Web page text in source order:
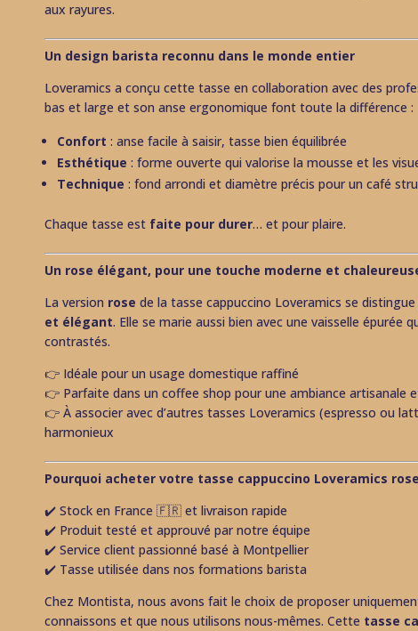
aux rayures.
Un design barista reconnu dans le monde entier
Loveramics a conçu cette tasse en collaboration avec des
bas et large et son anse ergonomique font toute la différence :
Confort : anse facile à saisir, tasse bien équilibrée
Esthétique : forme ouverte qui valorise la mousse et les
Technique : fond arrondi et diamètre précis pour un café
Chaque tasse est faite pour durer… et pour plaire.
Un rose élégant, pour une touche moderne et
La version rose de la tasse cappuccino Loveramics se
et élégant. Elle se marie aussi bien avec une vaisselle épurée
contrastés.
👉 Idéale pour un usage domestique raffiné
👉 Parfaite dans un coffee shop pour une ambiance artisanale
👉 À associer avec d’autres tasses Loveramics (espresso ou
harmonieux
Pourquoi acheter votre tasse cappuccino Loveramics
✔️ Stock en France 🇫🇷 et livraison rapide
✔️ Produit testé et approuvé par notre équipe
✔️ Service client passionné basé à Montpellier
✔️ Tasse utilisée dans nos formations barista
Chez Montista, nous avons fait le choix de proposer
connaissons et que nous utilisons nous-mêmes. Cette tasse